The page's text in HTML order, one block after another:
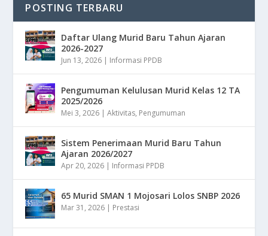
POSTING TERBARU
Daftar Ulang Murid Baru Tahun Ajaran
2026-2027
Jun 13, 2026 | Informasi PPDB
Pengumuman Kelulusan Murid Kelas 12 TA
2025/2026
Mei 3, 2026 |Aktivitas, Pengumuman
Sistem Penerimaan Murid Baru Tahun
Ajaran 2026/2027
Apr 20, 2026 | Informasi PPDB
65 Murid SMAN 1 Mojosari Lolos SNBP 2026
Mar 31, 2026 | Prestasi